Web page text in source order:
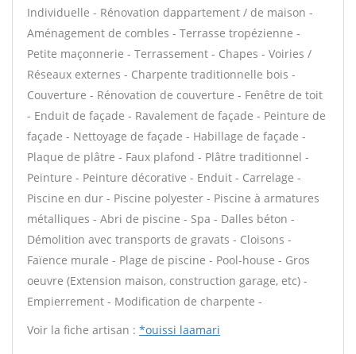
Individuelle - Rénovation dappartement / de maison -
Aménagement de combles - Terrasse tropézienne -
Petite maçonnerie - Terrassement - Chapes - Voiries /
Réseaux externes - Charpente traditionnelle bois -
Couverture - Rénovation de couverture - Fenêtre de toit
- Enduit de façade - Ravalement de façade - Peinture de
façade - Nettoyage de façade - Habillage de façade -
Plaque de plâtre - Faux plafond - Plâtre traditionnel -
Peinture - Peinture décorative - Enduit - Carrelage -
Piscine en dur - Piscine polyester - Piscine à armatures
métalliques - Abri de piscine - Spa - Dalles béton -
Démolition avec transports de gravats - Cloisons -
Faïence murale - Plage de piscine - Pool-house - Gros
oeuvre (Extension maison, construction garage, etc) -
Empierrement - Modification de charpente -
Voir la fiche artisan : *ouissi laamari